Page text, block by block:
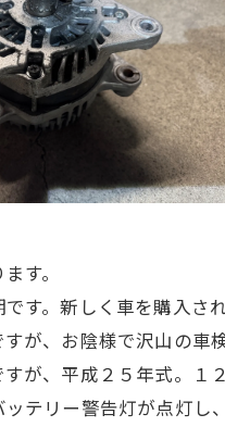
す。
す。新しく車を購入さ
が、お陰様で沢山の車
が、平成２５年式。１
テリー警告灯が点灯し